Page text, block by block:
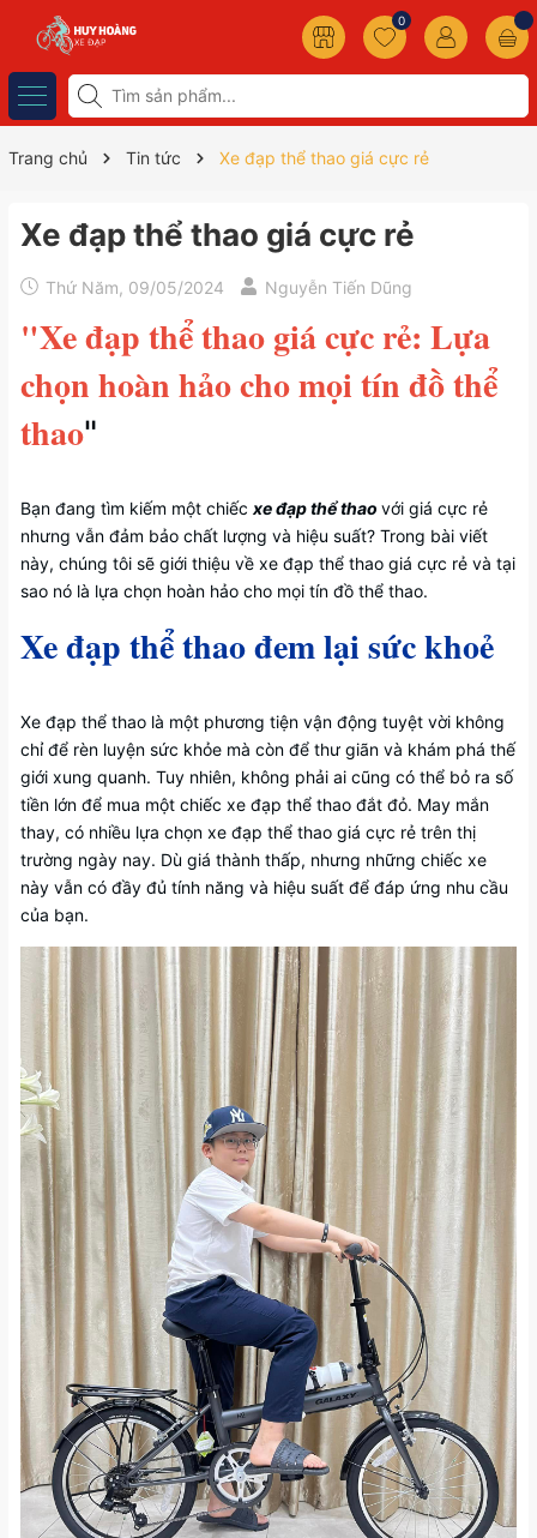
0
Trang chủ Tin tức Xe đạp thể thao giá cực rẻ
Xe đạp thể thao giá cực rẻ
Thứ Năm, 09/05/2024 Nguyễn Tiến Dũng
"Xe đạp thể thao giá cực rẻ: Lựa
chọn hoàn hảo cho mọi tín đồ thể
thao"
Bạn đang tìm kiếm một chiếc xe đạp thể thao với giá cực rẻ
nhưng vẫn đảm bảo chất lượng và hiệu suất? Trong bài viết
này, chúng tôi sẽ giới thiệu về xe đạp thể thao giá cực rẻ và tại
sao nó là lựa chọn hoàn hảo cho mọi tín đồ thể thao.
Xe đạp thể thao đem lại sức khoẻ
Xe đạp thể thao là một phương tiện vận động tuyệt vời không
chỉ để rèn luyện sức khỏe mà còn để thư giãn và khám phá thế
giới xung quanh. Tuy nhiên, không phải ai cũng có thể bỏ ra số
tiền lớn để mua một chiếc xe đạp thể thao đắt đỏ. May mắn
thay, có nhiều lựa chọn xe đạp thể thao giá cực rẻ trên thị
trường ngày nay. Dù giá thành thấp, nhưng những chiếc xe
này vẫn có đầy đủ tính năng và hiệu suất để đáp ứng nhu cầu
của bạn.